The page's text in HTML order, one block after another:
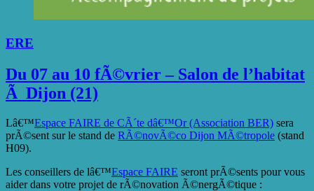
ERE
Du 07 au 10 fÃ©vrier – Salon de l’habitat
Ã Dijon (21)
Lâ€™Espace FAIRE de CÃ´te dâ€™Or (Association BER) sera
prÃ©sent sur le stand de RÃ©novÃ©co Dijon MÃ©tropole (stand
H09).
Les conseillers de lâ€™Espace FAIRE seront prÃ©sents pour vous
aider dans votre projet de rÃ©novation Ã©nergÃ©tique :